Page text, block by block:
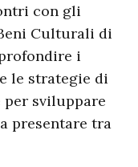
con gli
Culturali di
i
le strategie di
sviluppare
presentare tra